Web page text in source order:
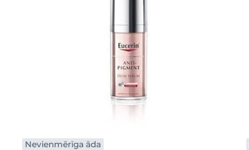
Nevienmērīga āda